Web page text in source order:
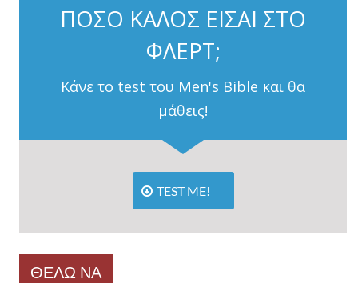
ΠΟΣΟ ΚΑΛΟΣ ΕΙΣΑΙ ΣΤΟ
ΦΛΕΡΤ;
Κάνε το test του Men's Bible και θα
μάθεις!
TEST ME!
ΘΕΛΩ ΝΑ